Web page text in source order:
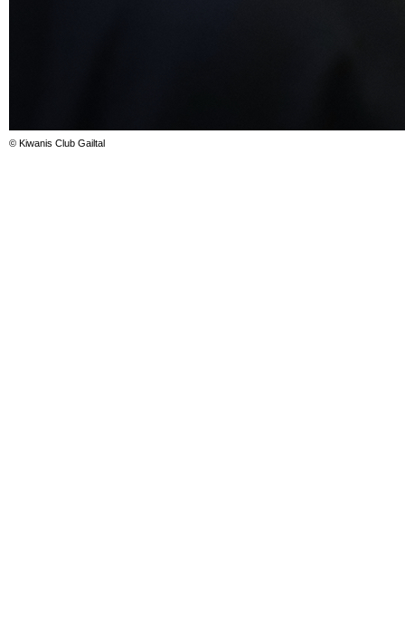
© Kiwanis Club Gailtal